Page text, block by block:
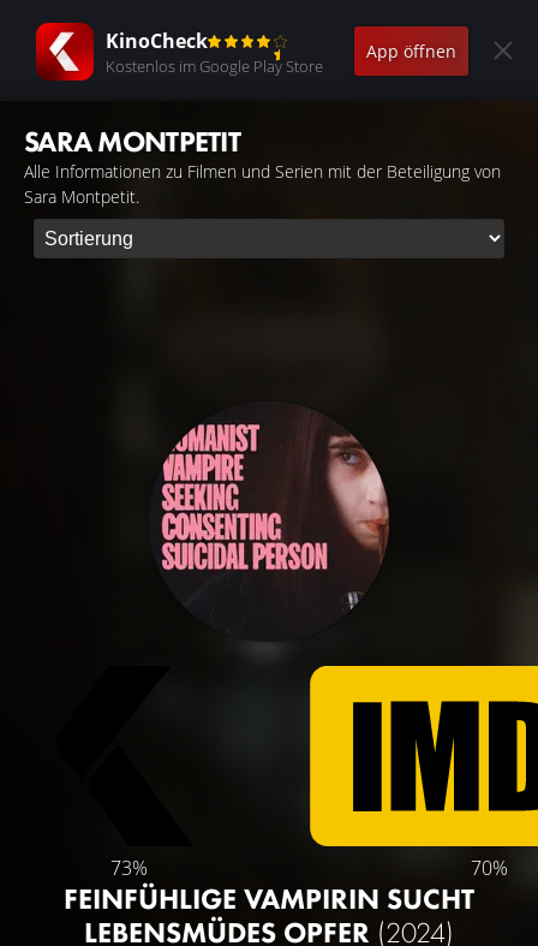
KinoCheck
Kostenlos im Google Play Store
App öffnen
SARA MONTPETIT
Alle Informationen zu Filmen und Serien mit der Beteiligung von
Sara Montpetit.
73% 70%
FEINFÜHLIGE VAMPIRIN SUCHT
LEBENSMÜDES OPFER (2024)